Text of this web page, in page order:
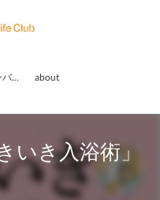
Lifeバックナンバー about
いき入浴術」